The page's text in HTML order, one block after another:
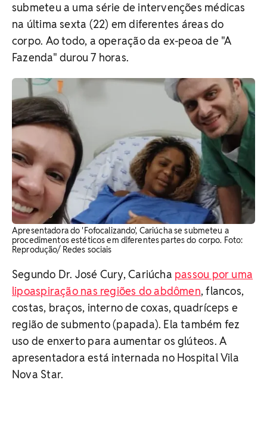
submeteu a uma série de intervenções médicas
na última sexta (22) em diferentes áreas do
corpo. Ao todo, a operação da ex-peoa de "A
Fazenda" durou 7 horas.
Apresentadora do 'Fofocalizando', Cariúcha se submeteu a
procedimentos estéticos em diferentes partes do corpo. Foto:
Reprodução/ Redes sociais
Segundo Dr. José Cury, Cariúcha passou por uma
lipoaspiração nas regiões do abdômen, flancos,
costas, braços, interno de coxas, quadríceps e
região de submento (papada). Ela também fez
uso de enxerto para aumentar os glúteos. A
apresentadora está internada no Hospital Vila
Nova Star.